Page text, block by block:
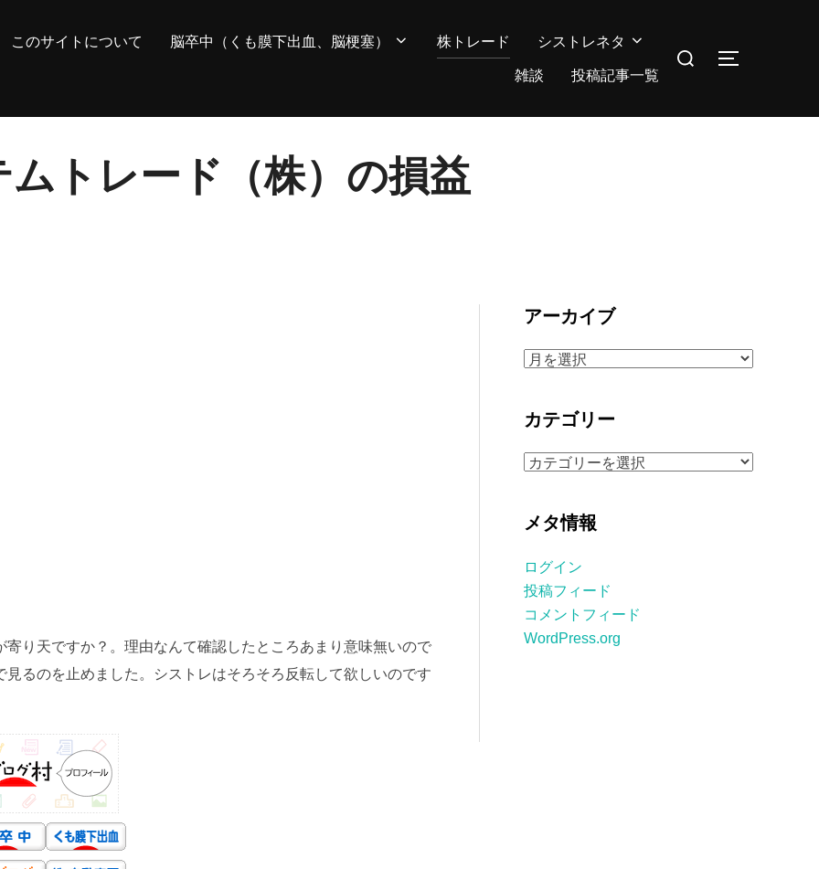
このサイトについて 脳卒中（くも膜下出血、脳梗塞） 株トレード
シストレネタ
雑談
投稿記事一覧
検
サイドバー
トレード（株）の損益
り天ですか？。理由なんて確認したところあまり意味無いので
るのを止めました。シストレはそろそろ反転して欲しいのです
アーカイブ
ア
イ
ブ
カテゴリー
カ
リ
メタ情報
ログイン
投稿フィード
コメントフィード
WordPress.org